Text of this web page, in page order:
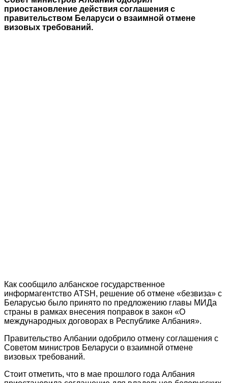
приостановление действия соглашения с
правительством Беларуси о взаимной отмене
визовых требований.
Как сообщило албанское государственное
информагентство ATSH, решение об отмене «безвиза» с
Беларусью было принято по предложению главы МИДа
страны в рамках внесения поправок в закон «О
международных договорах в Республике Албания».
Правительство Албании одобрило отмену соглашения с
Советом министров Беларуси о взаимной отмене
визовых требований.
Стоит отметить, что в мае прошлого года Албания